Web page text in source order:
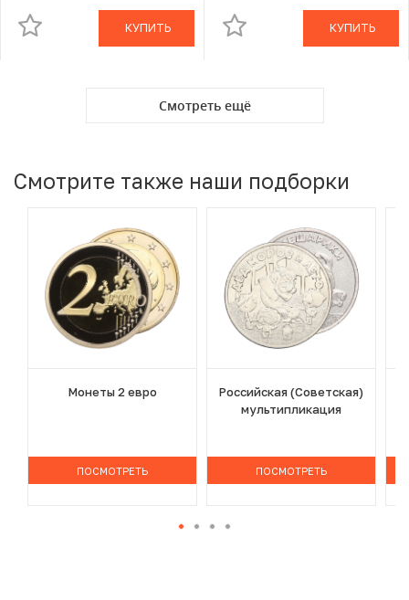
КУПИТЬ КУПИТЬ
Смотреть ещё
Смотрите также наши подборки
Монеты 2 евро
ПОСМОТРЕТЬ
Российская (Советская)
мультипликация
ПОСМОТРЕТЬ